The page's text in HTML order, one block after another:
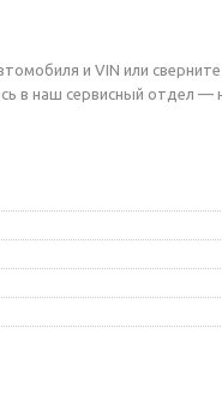
и VIN или сверните
в наш сервисный отдел